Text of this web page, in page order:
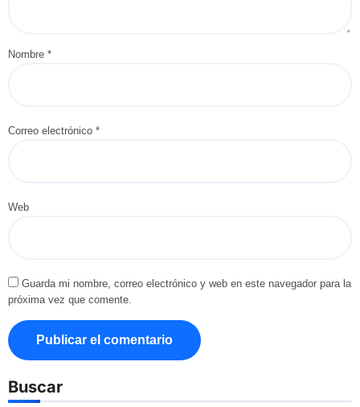
Nombre *
Correo electrónico *
Web
Guarda mi nombre, correo electrónico y web en este navegador para la
próxima vez que comente.
Buscar